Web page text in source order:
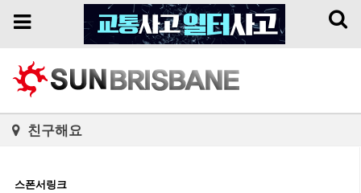
Toggle
Toggle
친구해요
스폰서링크